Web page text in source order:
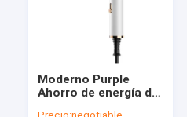
Moderno Purple
Ahorro de energía de